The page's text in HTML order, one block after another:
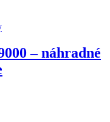
– náhradné